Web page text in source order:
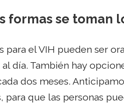
formas se toman
para el VIH pueden ser
día. También hay
dos meses.
para que las personas